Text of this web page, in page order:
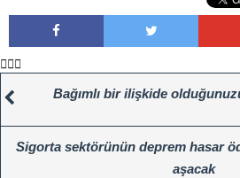
Bağımlı bir ilişkide
Sigorta sektörünün deprem hasar
aşacak